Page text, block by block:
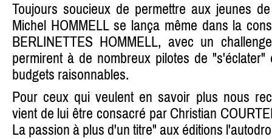
Toujours soucieux de permettre aux jeunes
Michel HOMMELL se lança même dans la
BERLINETTES HOMMELL, avec un
permirent à de nombreux pilotes de
budgets raisonnables.
Pour ceux qui veulent en savoir plus nous
vient de lui être consacré par Christian
La passion à plus d'un titre" aux éditions